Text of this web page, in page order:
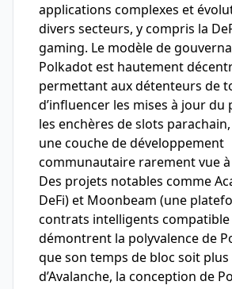
applications complexes et
divers secteurs, y compris la
gaming. Le modèle de
Polkadot est hautement
permettant aux détenteurs de
d’influencer les mises à jour
les enchères de slots
une couche de développement
communautaire rarement vue
Des projets notables comme
DeFi) et Moonbeam (une
contrats intelligents compatible
démontrent la polyvalence de
que son temps de bloc soit
d’Avalanche, la conception de